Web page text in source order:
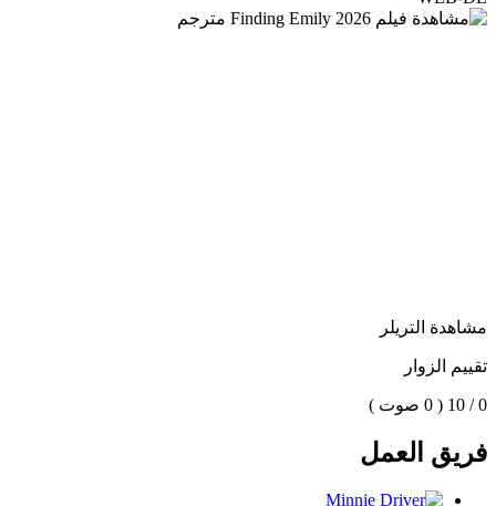
مشاهدة التريلر
تقييم الزوار
0 / 10 ( 0 صوت )
فريق العمل